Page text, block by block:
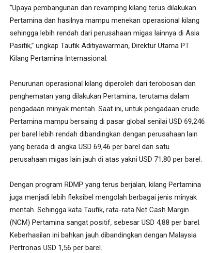
“Upaya pembangunan dan revamping kilang terus dilakukan
Pertamina dan hasilnya mampu menekan operasional kilang
sehingga lebih rendah dari perusahaan migas lainnya di Asia
Pasifik,” ungkap Taufik Aditiyawarman, Direktur Utama PT
Kilang Pertamina Internasional.
Penurunan operasional kilang diperoleh dari terobosan dan
penghematan yang dilakukan Pertamina, terutama dalam
pengadaan minyak mentah. Saat ini, untuk pengadaan crude
Pertamina mampu bersaing di pasar global senilai USD 69,246
per barel lebih rendah dibandingkan dengan perusahaan lain
yang berada di angka USD 69,46 per barel dan satu
perusahaan migas lain jauh di atas yakni USD 71,80 per barel.
Dengan program RDMP yang terus berjalan, kilang Pertamina
juga menjadi lebih fleksibel mengolah berbagai jenis minyak
mentah. Sehingga kata Taufik, rata-rata Net Cash Margin
(NCM) Pertamina sangat positif, sebesar USD 4,88 per barel.
Keberhasilan ini bahkan jauh dibandingkan dengan Malaysia
Pertronas USD 1,56 per barel.